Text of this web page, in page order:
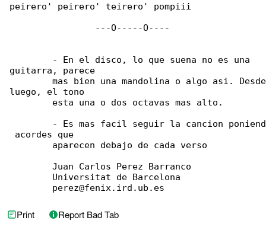
peirero' peirero' teirero' pompiii
                ---O-----O----
guitarra, parece
luego, el tono
acordes que
        Juan Carlos Perez Barranco
        Universitat de Barcelona
        perez@fenix.ird.ub.es
Print Report Bad Tab